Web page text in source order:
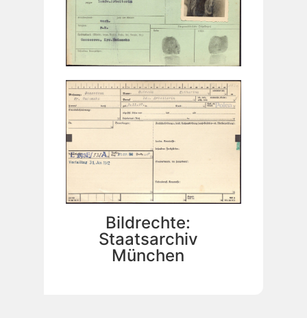
Bildrechte:
Staatsarchiv
München